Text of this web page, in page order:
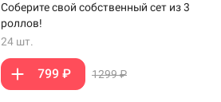
Соберите свой собственный сет из 3
роллов!
24 шт.
799 ₽ 1299 ₽